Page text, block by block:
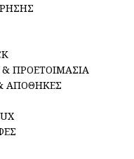
ΠΡΟΕΤΟΙΜΑΣΙΑ
ΑΠΟΘΗΚΕΣ